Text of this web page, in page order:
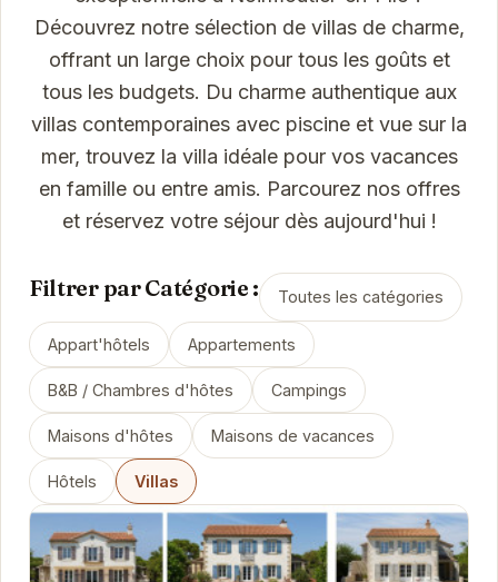
Découvrez notre sélection de villas de charme,
offrant un large choix pour tous les goûts et
tous les budgets. Du charme authentique aux
villas contemporaines avec piscine et vue sur la
mer, trouvez la villa idéale pour vos vacances
en famille ou entre amis. Parcourez nos offres
et réservez votre séjour dès aujourd'hui !
Filtrer par Catégorie : Toutes les catégories
Appart'hôtels Appartements
B&B / Chambres d'hôtes Campings
Maisons d'hôtes Maisons de vacances
Hôtels Villas